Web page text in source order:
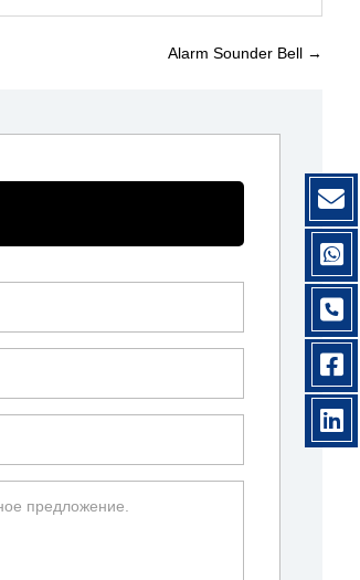
Alarm Sounder Bell →